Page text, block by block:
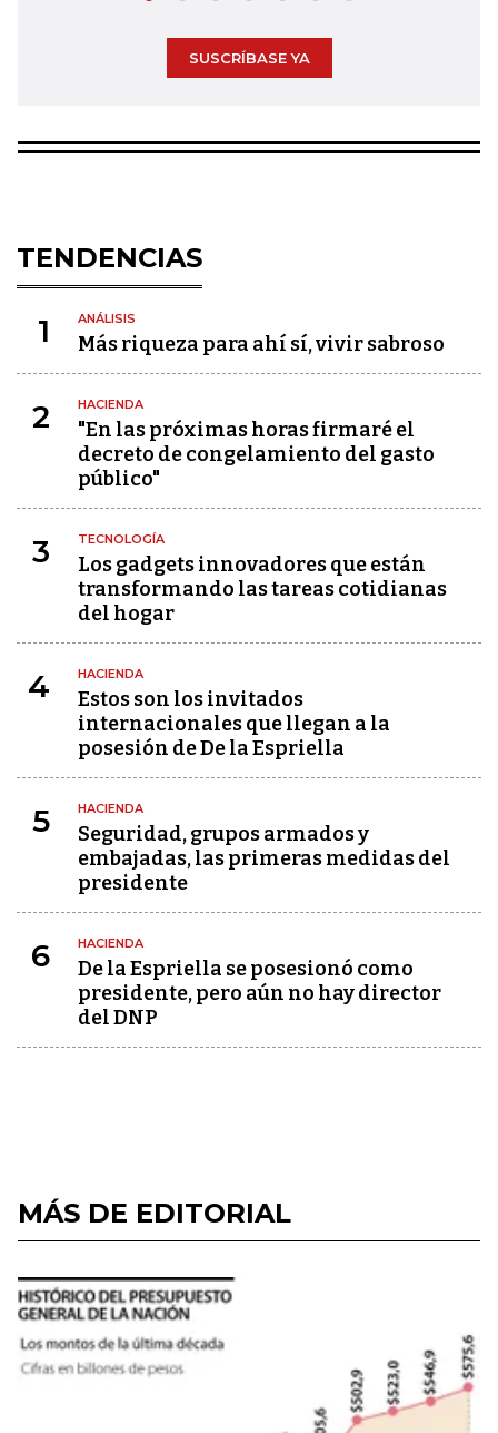
SUSCRÍBASE YA
TENDENCIAS
1 ANÁLISIS
Más riqueza para ahí sí, vivir sabroso
2 HACIENDA
"En las próximas horas firmaré el
decreto de congelamiento del gasto
público"
3 TECNOLOGÍA
Los gadgets innovadores que están
transformando las tareas cotidianas
del hogar
4 HACIENDA
Estos son los invitados
internacionales que llegan a la
posesión de De la Espriella
5 HACIENDA
Seguridad, grupos armados y
embajadas, las primeras medidas del
presidente
6 HACIENDA
De la Espriella se posesionó como
presidente, pero aún no hay director
del DNP
MÁS DE EDITORIAL